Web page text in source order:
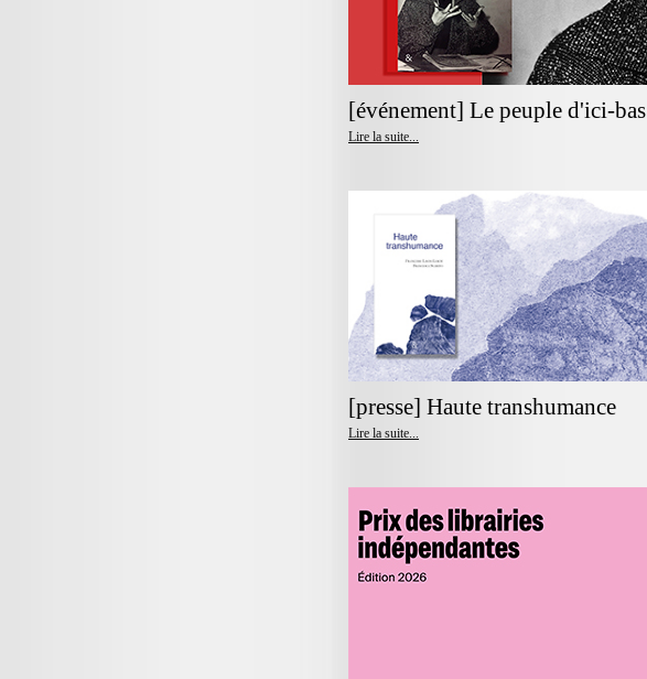
[événement] Le peuple d'ici-bas
Lire la suite...
[presse] Haute transhumance
Lire la suite...